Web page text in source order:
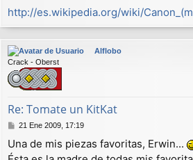
http://es.wikipedia.org/wiki/
Alflobo
Crack - Oberst
Re: Tomate un KitKat
M
n
s
21 Ene 2009, 17:19
Una de mis piezas favoritas, Erwin...